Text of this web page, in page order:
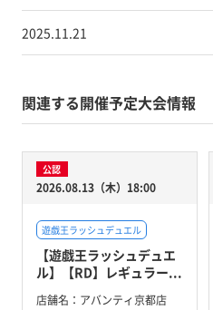
2025.11.21
関連する開催予定大会情報
公認
2026.08.13（木）18:00
遊戯王ラッシュデュエル
【遊戯王ラッシュデュエ
ル】【RD】レギュラー...
店舗名： アバンティ京都店